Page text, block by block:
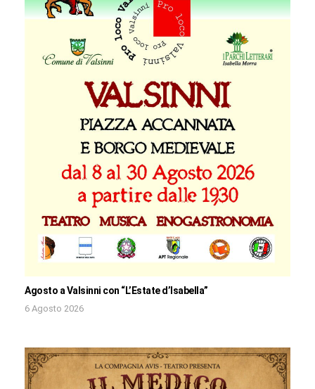
Agosto a Valsinni con “L’Estate d’Isabella”
6 Agosto 2026